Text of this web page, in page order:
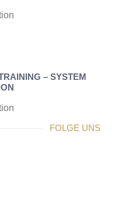
– SYSTEM
FOLGE UNS